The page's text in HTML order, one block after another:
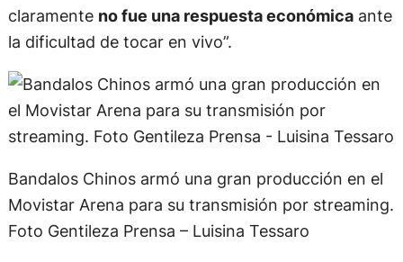
claramente no fue una respuesta económicaante
la dificultad de tocar en vivo”.
Bandalos Chinos armó una gran producción en el
Movistar Arena para su transmisión por streaming.
Foto Gentileza Prensa – Luisina Tessaro